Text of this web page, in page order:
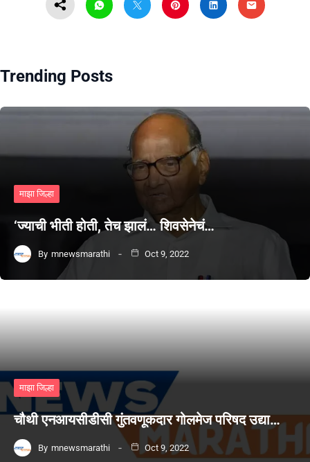
Trending Posts
माझा जिल्हा
‘ज्याची भीती होती, तेच झालं… शिवसेनेचं…
By mnewsmarathi Oct 9, 2022
माझा जिल्हा
चौथी एनआयसीडीसी गुंतवणूकदार गोलमेज परिषद उद्या…
By mnewsmarathi Oct 9, 2022